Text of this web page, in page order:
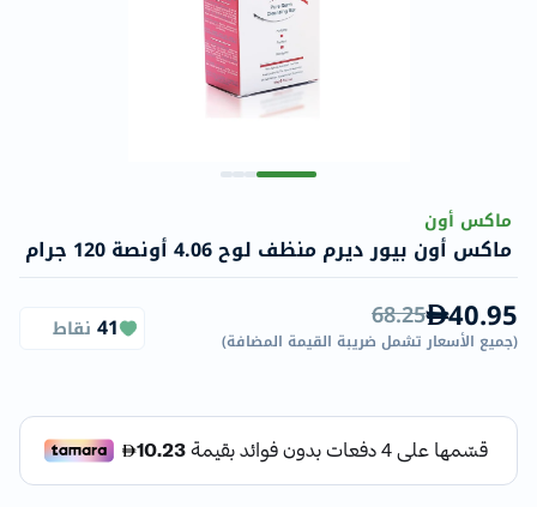
ماكس أون
ماكس أون بيور ديرم منظف لوح 4.06 أونصة 120 جرام
40.95
68.25
(جميع الأسعار تشمل ضريبة القيمة المضافة)
41 نقاط